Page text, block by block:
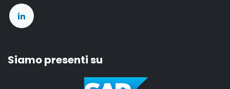
Siamo presenti su